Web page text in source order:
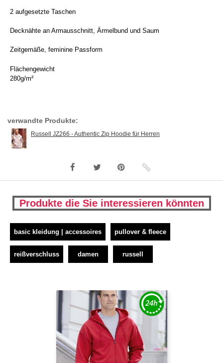
2 aufgesetzte Taschen
Decknähte an Armausschnitt, Ärmelbund und Saum
Zeitgemäße, feminine Passform
Flächengewicht
280g/m²
verwandte Produkte:
Russell JZ266 - Authentic Zip Hoodie für Herren
Produkte die Sie interessieren könnten
basic kleidung | accessoires pullover & fleece
reißverschluss damen russell